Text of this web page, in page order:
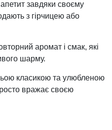
завдяки своєму
з гірчицею або
аромат і смак, які
шарму.
класикою та улюбленою
вражає своєю